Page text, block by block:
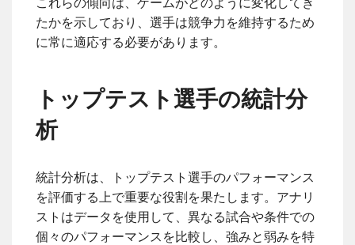
たかを示しており、選手は競争力を維持するため
に常に適応する必要があります。
トップテスト選手の統計分
析
統計分析は、トップテスト選手のパフォーマンス
を評価する上で重要な役割を果たします。アナリ
ストはデータを使用して、異なる試合や条件での
個々のパフォーマンスを比較し、強みと弱みを特